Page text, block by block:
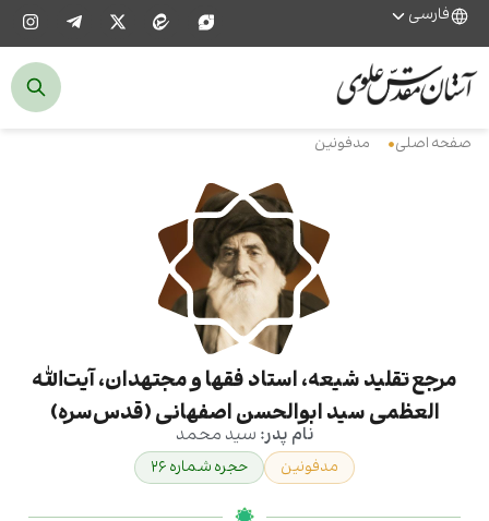
فارسی
صفحه اصلی مدفونین
مرجع تقلید شیعه، استاد فقها و مجتهدان، آیت‌الله
العظمی سید ابوالحسن اصفهانی (قدس‌سره)
نام پدر: سید‌ ‎محمد
مدفونین حجره شماره ۲۶